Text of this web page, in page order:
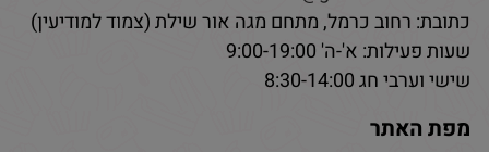
כתובת: רחוב כרמל, מתחם מגה אור שילת (צמוד למודיעין)
שעות פעילות: א'-ה' 9:00-19:00
שישי וערבי חג 8:30-14:00
מפת האתר